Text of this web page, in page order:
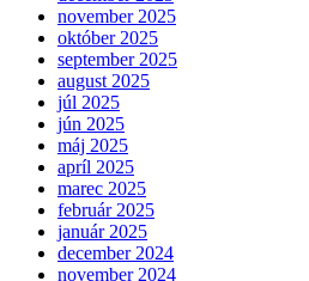
november 2025
október 2025
september 2025
august 2025
júl 2025
jún 2025
máj 2025
apríl 2025
marec 2025
február 2025
január 2025
december 2024
november 2024